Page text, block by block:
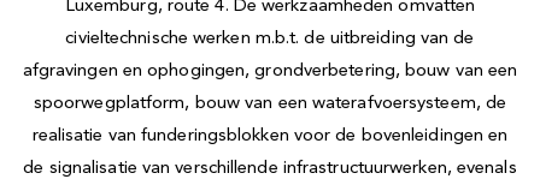
Luxemburg, route 4. De werkzaamheden omvatten
civieltechnische werken m.b.t. de uitbreiding van de
afgravingen en ophogingen, grondverbetering, bouw van een
spoorwegplatform, bouw van een waterafvoersysteem, de
realisatie van funderingsblokken voor de bovenleidingen en
de signalisatie van verschillende infrastructuurwerken, evenals